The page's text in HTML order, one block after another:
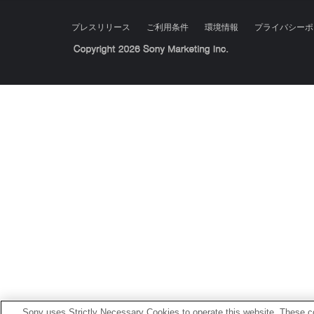
プレスリリース ご利用条件 環境情報 プライバシー
Sony Corporation, Sony Marketing Inc.